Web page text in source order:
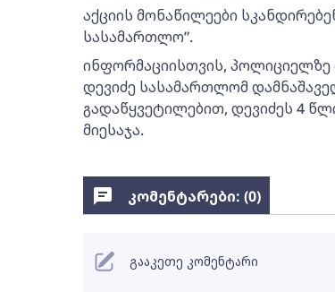
აქციის მონაწილეები
სასამართლო”.
ინფორმაციისთვის,
დევიძე სასამართლომ
გადაწყვეტილებით, დევიძეს 4
მიესაჯა.
კომენტარები: (0)
გააკეთე კომენტარი